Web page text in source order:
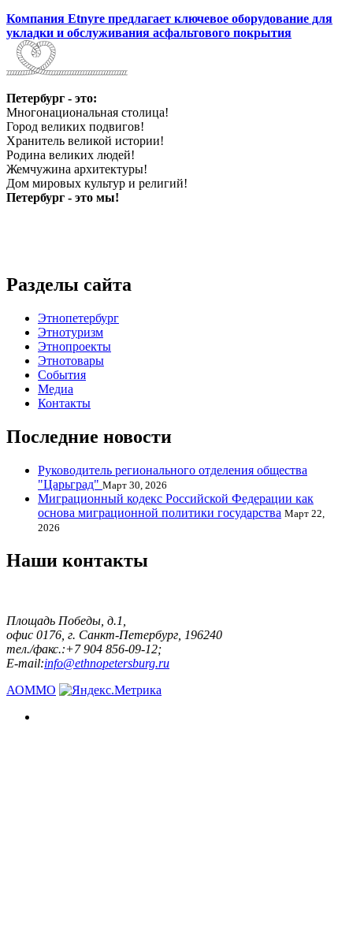
Компания Etnyre предлагает ключевое оборудование для
укладки и обслуживания асфальтового покрытия
Петербург - это:
Многонациональная столица!
Город великих подвигов!
Хранитель великой истории!
Родина великих людей!
Жемчужина архитектуры!
Дом мировых культур и религий!
Петербург - это мы!
Разделы сайта
Этнопетербург
Этнотуризм
Этнопроекты
Этнотовары
События
Медиа
Контакты
Последние новости
Руководитель регионального отделения общества
"Царьград" Март 30, 2026
Миграционный кодекс Российской Федерации как
основа миграционной политики государства Март 22,
2026
Наши контакты
Площадь Победы, д.1,
офис 0176, г. Санкт-Петербург, 196240
тел./факс.:+7 904 856-09-12;
E-mail:info@ethnopetersburg.ru
АОММО